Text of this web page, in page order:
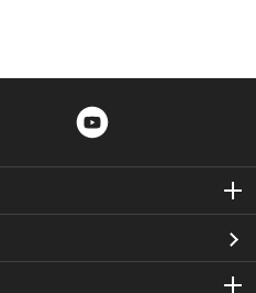
Twitter